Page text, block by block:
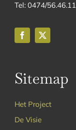
Tel: 0474/56.46.11
Sitemap
Het Project
De Visie